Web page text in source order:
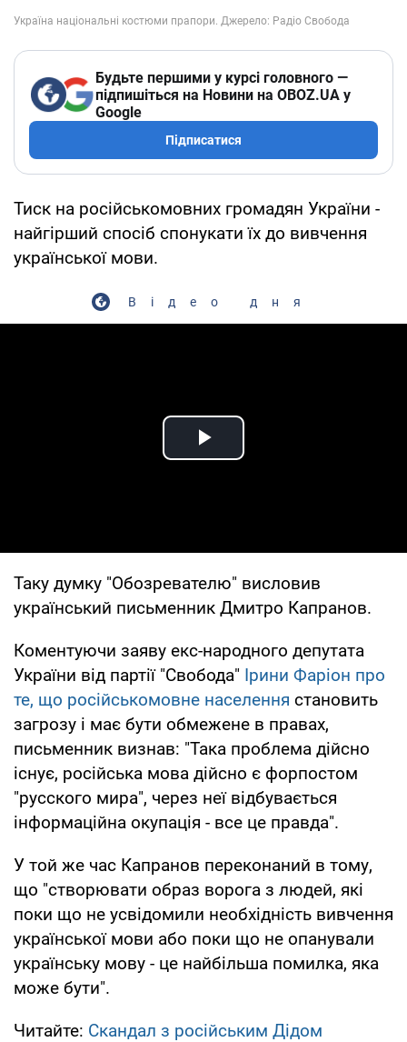
Будьте першими у курсі головного —
підпишіться на Новини на OBOZ.UA у
Google
Підписатися
Тиск на російськомовних громадян України -
найгірший спосіб спонукати їх до вивчення
української мови.
Відео дня
Play Video
Таку думку "Обозревателю" висловив
український письменник Дмитро Капранов.
Коментуючи заяву екс-народного депутата
України від партії "Свобода" Ірини Фаріон про
те, що російськомовне населення становить
загрозу і має бути обмежене в правах,
письменник визнав: "Така проблема дійсно
існує, російська мова дійсно є форпостом
"русского мира", через неї відбувається
інформаційна окупація - все це правда".
У той же час Капранов переконаний в тому,
що "створювати образ ворога з людей, які
поки що не усвідомили необхідність вивчення
української мови або поки що не опанували
українську мову - це найбільша помилка, яка
може бути".
Читайте: Скандал з російським Дідом